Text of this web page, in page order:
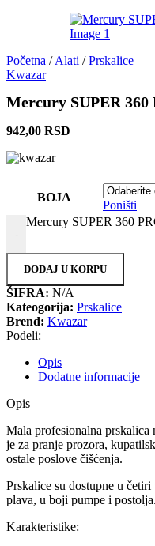
Početna / Alati / Prskalice
Kwazar
Mercury SUPER 360
942,00 RSD
BOJA
Poništi
-
Mercury SUPER 360
DODAJ U KORPU
ŠIFRA: N/A
Kateogorija: Prskalice
Brend: Kwazar
Podeli:
Opis
Dodatne informacije
Opis
Mala profesionalna prskalica
je za pranje prozora,
ostale poslove čišćenja.
Prskalice su dostupne u
plava, u boji pumpe i postolja.
Karakteristike: